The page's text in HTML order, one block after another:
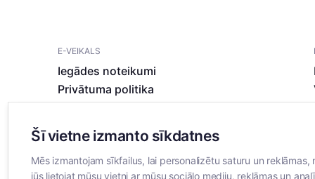
E-VEIKALS
Iegādes noteikumi
Privātuma politika
Šī vietne izmanto sīkdatnes
Mēs izmantojam sīkfailus, lai personalizētu saturu un
jūs lietojat mūsu vietni ar mūsu sociālo mediju, reklāmas un